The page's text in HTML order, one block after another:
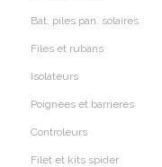
Bat. piles pan. solaires
Files et rubans
Isolateurs
Poignees et barrieres
Controleurs
Filet et kits spider